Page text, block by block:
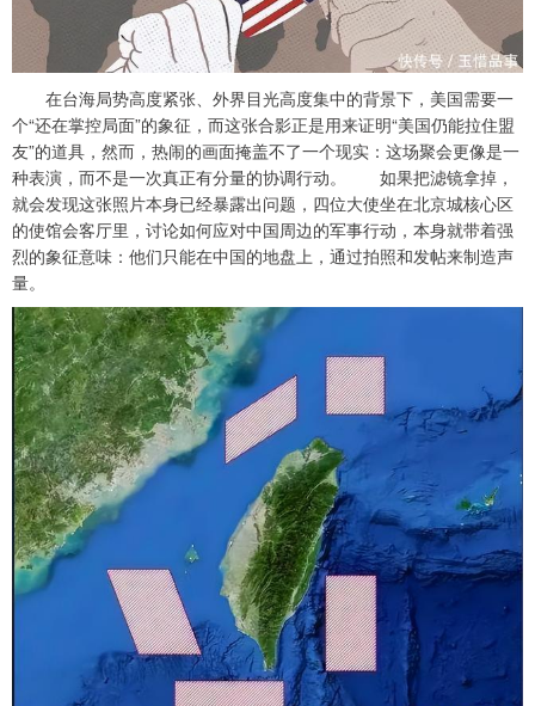
在台海局势高度紧张、外界目光高度集中的背景下，美国需要一
个“还在掌控局面”的象征，而这张合影正是用来证明“美国仍能拉住盟
友”的道具，然而，热闹的画面掩盖不了一个现实：这场聚会更像是一
种表演，而不是一次真正有分量的协调行动。 如果把滤镜拿掉，
就会发现这张照片本身已经暴露出问题，四位大使坐在北京城核心区
的使馆会客厅里，讨论如何应对中国周边的军事行动，本身就带着强
烈的象征意味：他们只能在中国的地盘上，通过拍照和发帖来制造声
量。